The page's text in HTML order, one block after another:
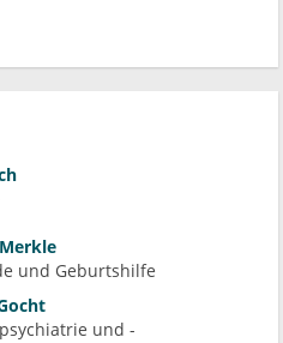
und Geburtshilfe
und -